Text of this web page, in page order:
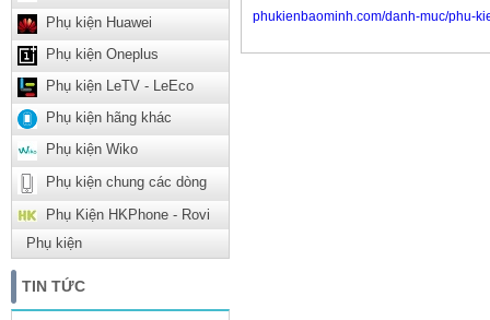
Phụ kiện Huawei
Phụ kiện Oneplus
Phụ kiện LeTV - LeEco
Phụ kiện hãng khác
Phụ kiện Wiko
Phụ kiện chung các dòng
Phụ Kiện HKPhone - Rovi
Phụ kiện
TIN TỨC
phukienbaominh.com/danh-muc/phu-